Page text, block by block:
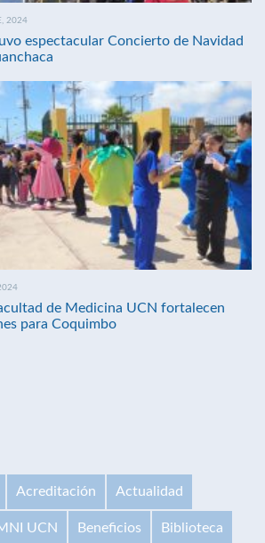
2024
espectacular Concierto de Navidad
de Medicina UCN fortalecen
para Coquimbo
Acreditación Actualidad
UCN Beneficios Biblioteca